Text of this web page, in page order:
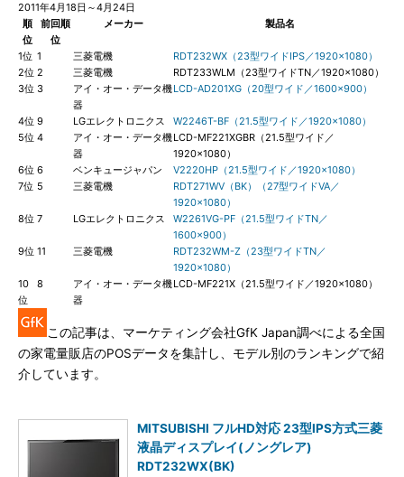
2011年4月18日～4月24日
順
位
前回順
位
メーカー 製品名
1位 1 三菱電機
RDT232WX（23型ワイドIPS／1920×1080）
2位 2 三菱電機
RDT233WLM（23型ワイドTN／1920×1080）
3位 3
アイ・オー・データ機
器
LCD-AD201XG（20型ワイド／1600×900）
4位 9 LGエレクトロニクス
W2246T-BF（21.5型ワイド／1920×1080）
5位 4
アイ・オー・データ機
器
LCD-MF221XGBR（21.5型ワイド／
1920×1080）
6位 6 ベンキュージャパン
V2220HP（21.5型ワイド／1920×1080）
7位 5 三菱電機
RDT271WV（BK）（27型ワイドVA／
1920×1080）
8位 7 LGエレクトロニクス
W2261VG-PF（21.5型ワイドTN／
1600×900）
9位 11 三菱電機
RDT232WM-Z（23型ワイドTN／
1920×1080）
10
位
8
アイ・オー・データ機
器
LCD-MF221X（21.5型ワイド／1920×1080）
この記事は、マーケティング会社GfK Japan調べによる全国
の家電量販店のPOSデータを集計し、モデル別のランキングで紹
介しています。
MITSUBISHI フルHD対応 23型IPS方式三菱
液晶ディスプレイ(ノングレア)
RDT232WX(BK)